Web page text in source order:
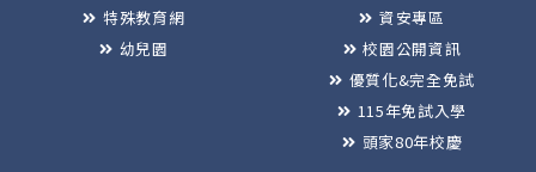
特殊教育網
幼兒園
資安專區
校園公開資訊
優質化&完全免試
115年免試入學
頭家80年校慶